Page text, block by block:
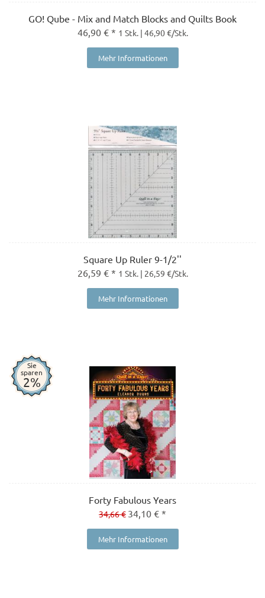
GO! Qube - Mix and Match Blocks and Quilts Book
46,90 € * 1 Stk. | 46,90 €/Stk.
Mehr Informationen
Square Up Ruler 9-1/2''
26,59 € * 1 Stk. | 26,59 €/Stk.
Mehr Informationen
Sie
sparen
2%
Forty Fabulous Years
34,66 € 34,10 € *
Mehr Informationen